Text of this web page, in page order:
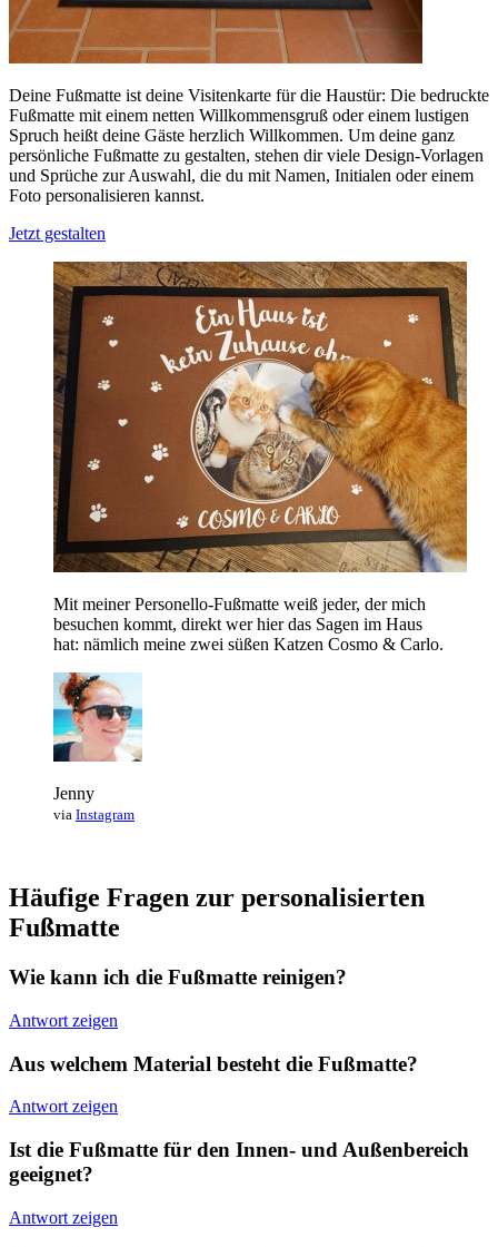
Deine Fußmatte ist deine Visitenkarte für die Haustür: Die bedruckte
Fußmatte mit einem netten Willkommensgruß oder einem lustigen
Spruch heißt deine Gäste herzlich Willkommen. Um deine ganz
persönliche Fußmatte zu gestalten, stehen dir viele Design-Vorlagen
und Sprüche zur Auswahl, die du mit Namen, Initialen oder einem
Foto personalisieren kannst.
Jetzt gestalten
Mit meiner Personello-Fußmatte weiß jeder, der mich
besuchen kommt, direkt wer hier das Sagen im Haus
hat: nämlich meine zwei süßen Katzen Cosmo & Carlo.
Jenny
via Instagram
Häufige Fragen zur personalisierten
Fußmatte
Wie kann ich die Fußmatte reinigen?
Antwort zeigen
Aus welchem Material besteht die Fußmatte?
Antwort zeigen
Ist die Fußmatte für den Innen- und Außenbereich
geeignet?
Antwort zeigen